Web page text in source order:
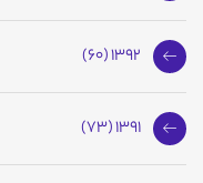
1392 (60)
1391 (73)